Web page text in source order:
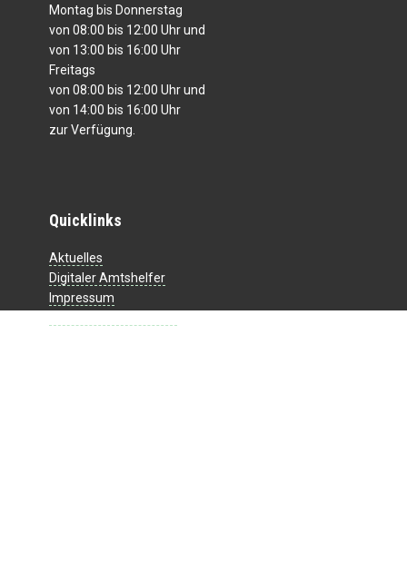
Montag bis Donnerstag
von 08:00 bis 12:00 Uhr und
von 13:00 bis 16:00 Uhr
Freitags
von 08:00 bis 12:00 Uhr und
von 14:00 bis 16:00 Uhr
zur Verfügung.
Quicklinks
Aktuelles
Digitaler Amtshelfer
Impressum